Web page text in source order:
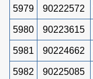
5979 90222572
5980 90223615
5981 90224662
5982 90225085